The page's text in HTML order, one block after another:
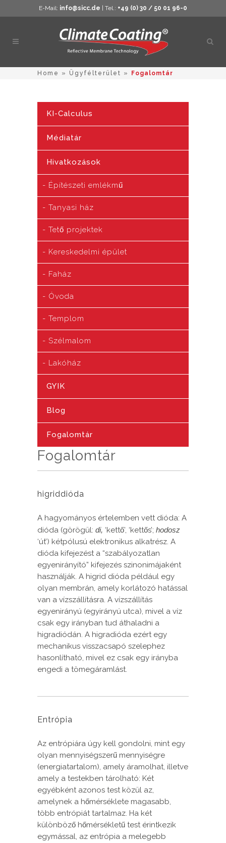
E-Mail: info@sicc.de | Tel.: +49 (0) 30 / 50 01 96-0
Home » Ügyfélterület » Fogalomtár
KI-Calculus
Médiatár
Hivatkozások
Építészeti emlékmű
Tanyasi ház
Tető projektek
Kereskedelmi épület
Faház
Óvoda
Templom
Szélmalom
Lakóház
GYIK
Blog
Fogalomtár
Fogalomtár
higriddióda
A hagyományos értelemben vett dióda: A
dióda (görögül: di, ‘kettő’, ‘kettős’; hodosz
‘út’) kétpólusú elektronikus alkatrész. A
dióda kifejezést a “szabályozatlan
egyenirányító” kifejezés szinonimájaként
használják. A higrid dióda például egy
olyan membrán, amely korlátozó hatással
van a vízszállításra. A vízszállítás
egyenirányú (egyirányú utca), mivel a víz
csak egy irányban tud áthaladni a
higradiódán. A higradióda ezért egy
mechanikus visszacsapó szelephez
hasonlítható, mivel ez csak egy irányba
engedi a tömegáramlást.
Entrópia
Az entrópiára úgy kell gondolni, mint egy
olyan mennyiségszerű mennyiségre
(energiatartalom), amely áramolhat, illetve
amely a testekben tárolható: Két
egyébként azonos test közül az,
amelynek a hőmérséklete magasabb,
több entrópiát tartalmaz. Ha két
különböző hőmérsékletű test érintkezik
egymással, az entrópia a melegebb